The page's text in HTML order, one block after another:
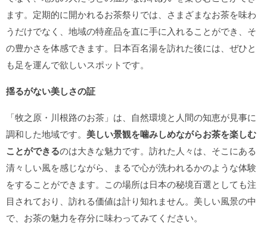
ます。定期的に開かれるお茶祭りでは、さまざまなお茶を味わ
うだけでなく、地域の特産品を直に手に入れることができ、そ
の豊かさを体感できます。日本百名湯を訪れた後には、ぜひと
も足を運んで欲しいスポットです。
揺るがない美しさの証
「牧之原・川根路のお茶」は、自然環境と人間の知恵が見事に
調和した地域です。 美しい景観を噛みしめながらお茶を楽しむ
ことができるのは大きな魅力です。訪れた人々は、そこにある
清々しい風を感じながら、まるで心が洗われるかのような体験
をすることができます。この場所は日本の秘境百選としても注
目されており、訪れる価値は計り知れません。美しい風景の中
で、お茶の魅力を存分に味わってみてください。